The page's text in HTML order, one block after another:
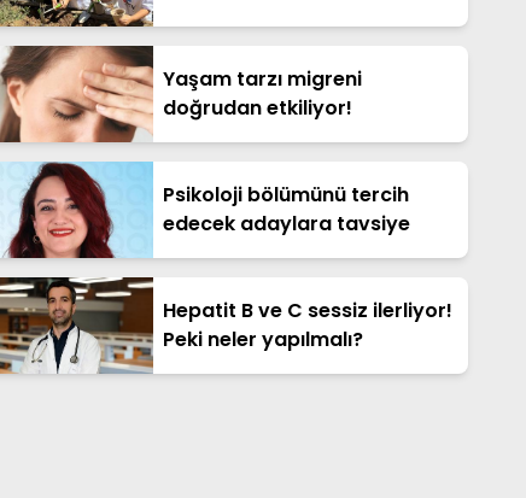
Yaşam tarzı migreni
doğrudan etkiliyor!
Psikoloji bölümünü tercih
edecek adaylara tavsiye
Hepatit B ve C sessiz ilerliyor!
Peki neler yapılmalı?